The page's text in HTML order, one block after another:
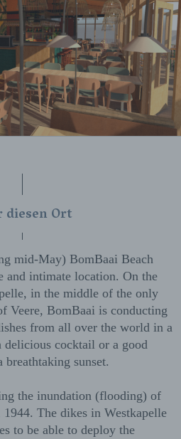
diesen Ort
mid-May) BomBaai Beach
and intimate location. On the
in the middle of the only
Veere, BomBaai is conducting
from all over the world in a
cocktail or a good
sunset.
the inundation (flooding) of
The dikes in Westkapelle
to be able to deploy the